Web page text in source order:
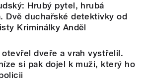
Hrubý pytel, hrubá
Dvě duchařské detektivky od
Kriminálky Anděl
otevřel dveře a vrah vystřelil.
si pak dojel k muži, který ho